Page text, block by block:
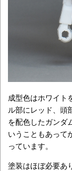
成型色はホワイト
ル部にレッド、頭
を配色したガンダ
いうこともあって
っています。
塗装はほぼ必要あ